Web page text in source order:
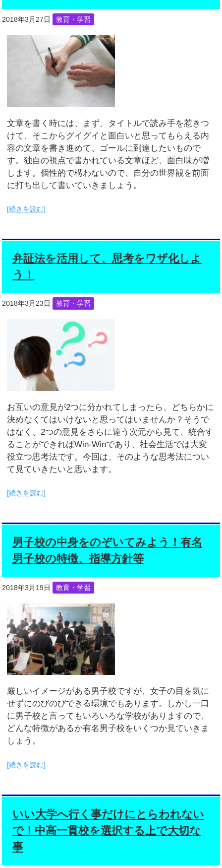
2018年3月27日 教育・学習
文章を書く時には、まず、タイトルで読み手を惹きつ
けて、そこからグイグイと面白いと思ってもらえる内
容の文章を書き進めて、ゴールに到達したいもので
す。独自の視点で書かれている文章ほど、面白味が増
します。個性的で構わないので、自分の世界観を前面
に打ち出して書いていきましょう。
[続きを読む]
弁証法を活用して、思考をワザ化しよ
う！
2018年3月23日 教育・学習
お互いの意見が2つに分かれてしまったら、どちらかに
決めなくてはいけないと思ってはいませんか？そうで
はなく、2つの意見をさらに違う次元から見て、統合す
ることができればWin-Winであり、社会生活では大変
役立つ思考法です。今回は、そのような思考法につい
て見ていきたいと思います。
[続きを読む]
男子校の中身をのぞいてみよう！有名
男子校の特徴、指導方針等
2018年3月19日 教育・学習
厳しいイメージがある男子校ですが、女子の目を気に
せずにのびのびできる環境でもあります。しかし一口
に男子校と言ってもいろいろな学校がありますので、
どんな特徴があるか有名男子校をいくつか見ていきま
しょう。
[続きを読む]
いい大学へ行く事だけにとらわれない
で！中高一貫校を選択する上で大切な
事